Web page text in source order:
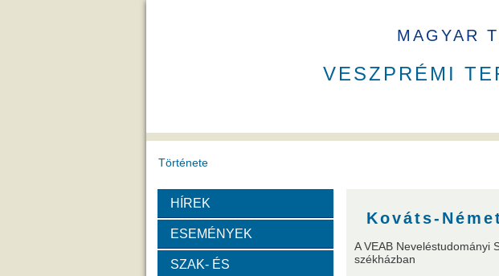
MAGYAR
VESZPRÉMI
Története
A VEAB története
Díjak
HÍREK
ESEMÉNYEK
SZAK- ÉS
Kováts-
A VEAB Neveléstudományi
székházban